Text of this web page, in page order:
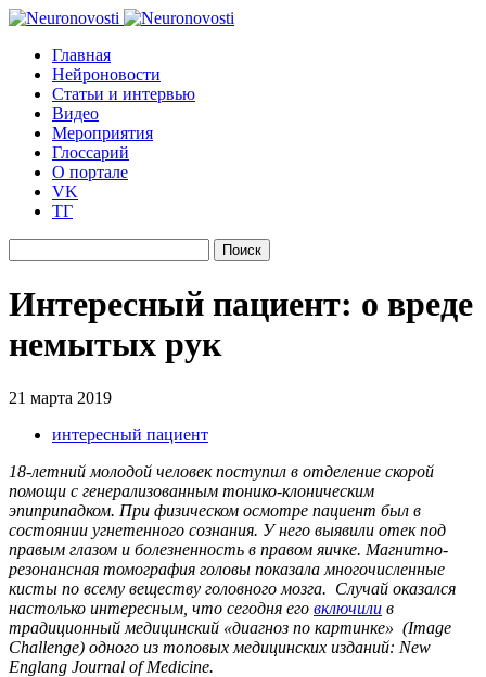
Главная
Нейроновости
Статьи и интервью
Видео
Мероприятия
Глоссарий
О портале
VK
ТГ
Интересный пациент: о вреде
немытых рук
21 марта 2019
интересный пациент
18-летний молодой человек поступил в отделение скорой
помощи с генерализованным тонико-клоническим
эпиприпадком. При физическом осмотре пациент был в
состоянии угнетенного сознания. У него выявили отек под
правым глазом и болезненность в правом яичке. Магнитно-
резонансная томография головы показала многочисленные
кисты по всему веществу головного мозга. Случай оказался
настолько интересным, что сегодня его включили в
традиционный медицинский «диагноз по картинке» (Image
Challenge) одного из топовых медицинских изданий: New
Englang Journal of Medicine.